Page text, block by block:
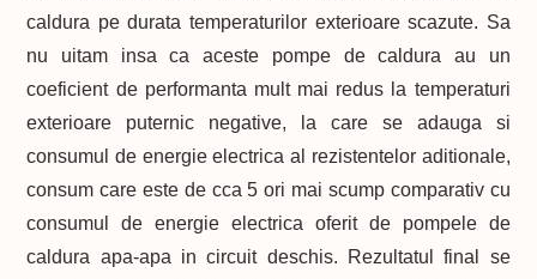
caldura pe durata temperaturilor exterioare scazute. Sa
nu uitam insa ca aceste pompe de caldura au un
coeficient de performanta mult mai redus la temperaturi
exterioare puternic negative, la care se adauga si
consumul de energie electrica al rezistentelor aditionale,
consum care este de cca 5 ori mai scump comparativ cu
consumul de energie electrica oferit de pompele de
caldura apa-apa in circuit deschis. Rezultatul final se